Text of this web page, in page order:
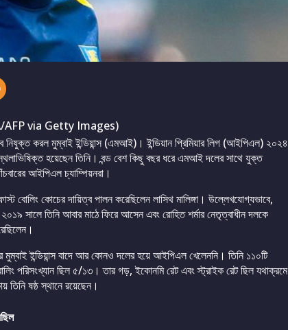
AFP via Getty Images)
নিযুক্ত করল মুম্বাই ইন্ডিয়ান্স (এমআই)। ইন্ডিয়ান প্রিমিয়ার লিগ (আইপিএল) ২০২৪
হয়েছেন তিনি। বন্ড বেশ কিছু বছর ধরে এমআই দলের সাথে যুক্ত
আইপিএল চ্যাম্পিয়নরা।
কোচের দায়িত্ব পালন করেছিলেন লাসিথ মালিঙ্গা। উল্লেখযোগ্যভাবে,
সালে তিনি আবার মাঠে ফিরে আসেন এবং রোহিত শর্মার নেতৃত্বাধীন দলকে
ইন্ডিয়ান্স বাদে আর কোনও দলের হয়ে আইপিএল খেলেননি। তিনি ১১০টি
পরিসংখ্যান ছিল ৫/১৩। তার গড়, ইকোনমি রেট এবং স্ট্রাইক রেট ছিল যথাক্রমে
ষষ্ঠ স্থানে রয়েছেন।